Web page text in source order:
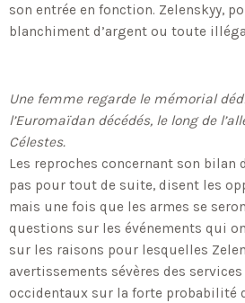
son entrée en fonction. Zelenskyy,
blanchiment d’argent ou toute
Une femme regarde le mémorial
l’Euromaïdan décédés, le long de
Célestes.
Les reproches concernant son bilan
pas pour tout de suite, disent les
mais une fois que les armes se
questions sur les événements qui
sur les raisons pour lesquelles
avertissements sévères des
occidentaux sur la forte probabilité